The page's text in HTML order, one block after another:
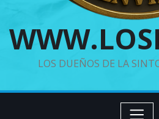
LOS DUEÑOS DE LA